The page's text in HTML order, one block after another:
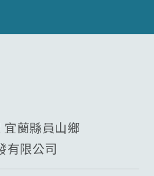
蘭縣員山鄉
有限公司